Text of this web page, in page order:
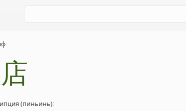
(пиньинь):